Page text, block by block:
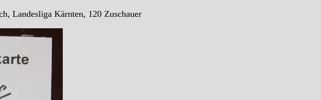
Landesliga Kärnten, 120 Zuschauer